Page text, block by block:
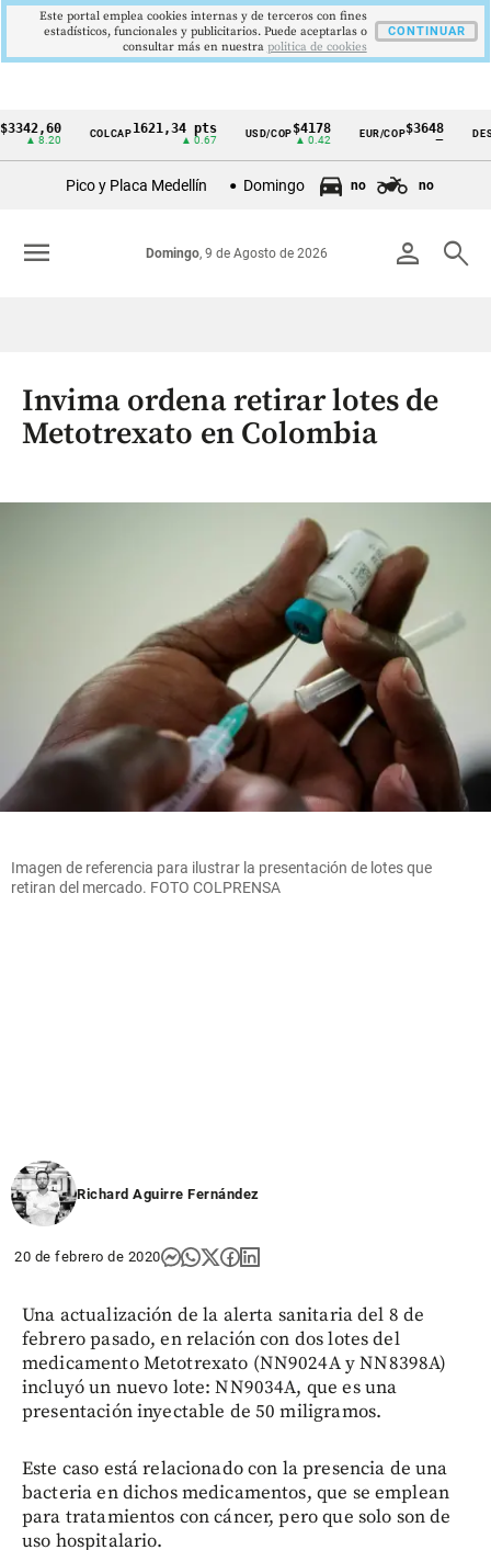
Cintillo
Colombia
COLCAP1621,34 pts USD/COP$4178
▲ 0.42
EUR/COP$3648
—
Pico y Placa Medellín Domingo no no
person search
Domingo, 9 de Agosto de 2026
menu
Invima ordena retirar lotes de
Metotrexato en Colombia
Imagen de referencia para ilustrar la presentación de lotes que
retiran del mercado. FOTO COLPRENSA
Richard Aguirre Fernández
20 de febrero de 2020
Una actualización de la alerta sanitaria del 8 de
febrero pasado, en relación con dos lotes del
medicamento Metotrexato (NN9024A y NN8398A)
incluyó un nuevo lote: NN9034A, que es una
presentación inyectable de 50 miligramos.
Este caso está relacionado con la presencia de una
bacteria en dichos medicamentos, que se emplean
para tratamientos con cáncer, pero que solo son de
uso hospitalario.
Este portal emplea cookies internas y de terceros con fines
estadísticos, funcionales y publicitarios. Puede aceptarlas o
consultar más en nuestra politica de cookies
CONTINUAR